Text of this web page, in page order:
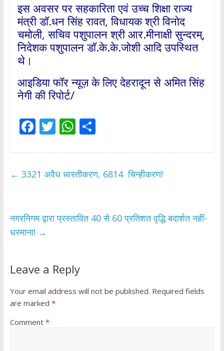
इस अवसर पर सहकारिता एवं उच्च शिक्षा राज्य
मंत्री डॉ.धन सिंह रावत, विधायक श्री विनोद
चमोली, सचिव पशुपालन श्री आर.मीनाक्षी सुन्दरम्,
निदेशक पशुपालन डॉ.के.के.जोशी आदि उपस्थित
थे।
आइडिया फॉर न्यूज़ के लिए देहरादून से अमित सिंह
नेगी की रिपोर्ट/
F
b
k
T
er
W
s
p
S
e
← 3321 अवैध ध्वस्तीकरण, 6814 चिन्हीकरण!
नगरनिगम द्वारा प्रस्तावित 40 से 60 प्रतिशत वृद्धि बदार्शत नहीं-
धस्माना! →
Leave a Reply
Your email address will not be published. Required fields
are marked *
Comment *